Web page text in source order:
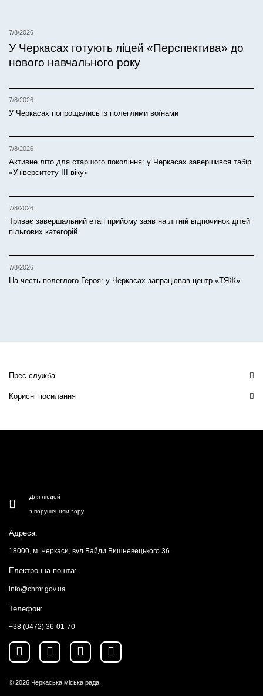
7/8/2026
У Черкасах готують ліцей «Перспектива» до
нового навчального року
7/8/2026
У Черкасах попрощались із полеглими воїнами
7/8/2026
Активне літо для старшого покоління: у Черкасах завершився табір
«Університету ІІІ віку»
7/8/2026
Триває завершальний етап прийому заяв на літній відпочинок дітей
пільгових категорій
7/8/2026
На честь полеглого Героя: у Черкасах запрацював центр «ТЯЖ»
Прес-служба
Корисні посилання
Для людей
з порушенням зору
Адреса:
18000, м. Черкаси, вул.Байди Вишневецького 36
Електронна пошта:
info@chmr.gov.ua
Телефон:
+38 (0472) 36-01-70
© 2026 Черкаська міська рада